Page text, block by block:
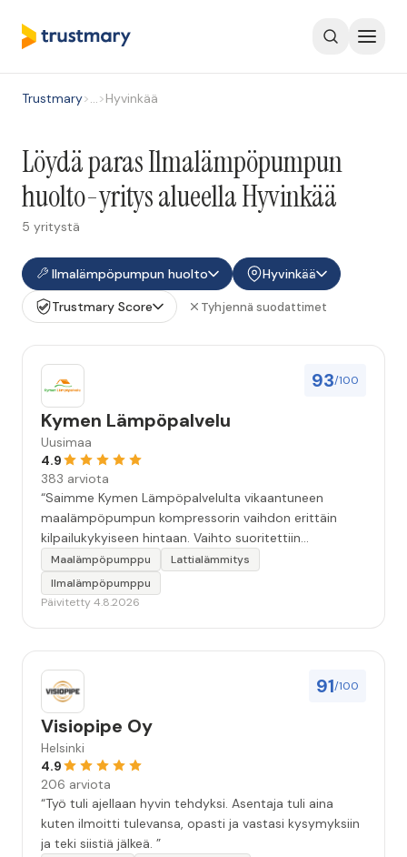
Trustmary>…>Hyvinkää
Löydä paras Ilmalämpöpumpun
huolto-yritys alueella Hyvinkää
5 yritystä
Ilmalämpöpumpun huolto
Hyvinkää
Trustmary Score
Tyhjennä suodattimet
93/100
Kymen Lämpöpalvelu
Uusimaa
4.9
383 arviota
“Saimme Kymen Lämpöpalvelulta vikaantuneen
maalämpöpumpun kompressorin vaihdon erittäin
kilpailukykyiseen hintaan. Vaihto suoritettiin
ammattitaidolla ja ystävällisellä palveluasenteella.
Samalla käynnillä huomattu pikkuvika korjattiin myös.
Jäi tunne että oltiin aidosti kiinnostuneita siitä, että
Maalämpöpumppu
Lattialämmitys
Ilmalämpöpumppu
Päivitetty 4.8.2026
91/100
Visiopipe Oy
Helsinki
4.9
206 arviota
“Työ tuli ajellaan hyvin tehdyksi. Asentaja tuli aina
kuten ilmoitti tulevansa, opasti ja vastasi kysymyksiin
ja teki siistiä jälkeä. ”